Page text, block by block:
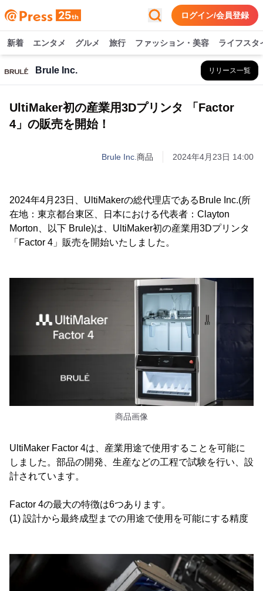
ログイン/会員登録
新着 エンタメ グルメ 旅行 ファッション・美容 ライフスタ
Brule Inc. リリース一覧
UltiMaker初の産業用3Dプリンタ 「Factor
4」の販売を開始！
Brule Inc. 商品 2024年4月23日 14:00
2024年4月23日、UltiMakerの総代理店であるBrule Inc.(所
在地：東京都台東区、日本における代表者：Clayton
Morton、以下 Brule)は、UltiMaker初の産業用3Dプリンタ
「Factor 4」販売を開始いたしました。
商品画像
UltiMaker Factor 4は、産業用途で使用することを可能に
しました。部品の開発、生産などの工程で試験を行い、設
計されています。
Factor 4の最大の特徴は6つあります。
(1) 設計から最終成型までの用途で使用を可能にする精度